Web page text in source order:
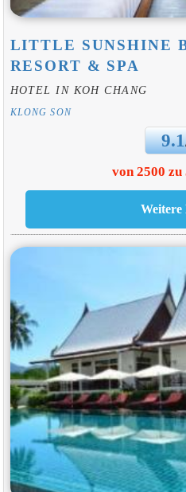
LITTLE SUNSHINE
RESORT & SPA
HOTEL IN KOH CHANG
KLONG SON
9.1
von 2500